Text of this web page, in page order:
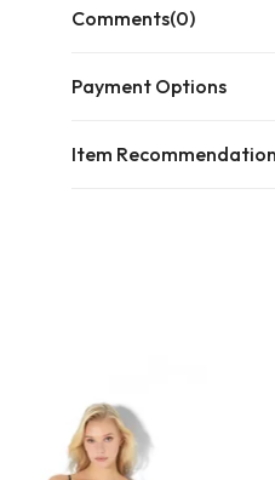
Comments(0)
Payment Options
Item